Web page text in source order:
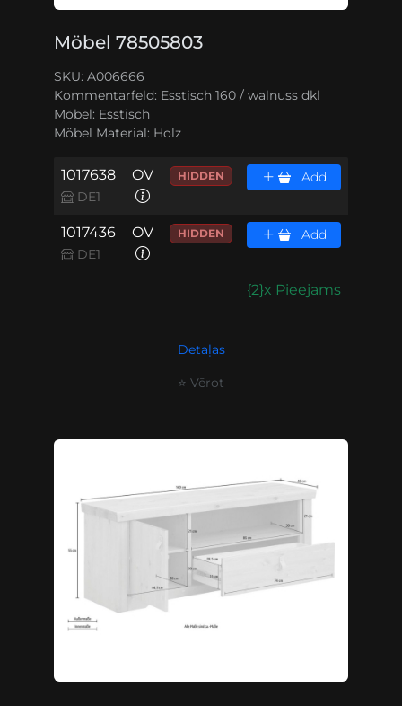
Möbel 78505803
SKU: A006666
Kommentarfeld: Esstisch 160 / walnuss dkl
Möbel: Esstisch
Möbel Material: Holz
1017638
DE1
OV HIDDEN Add
1017436
DE1
OV HIDDEN Add
{2}x Pieejams
Detaļas
⭐ Vērot